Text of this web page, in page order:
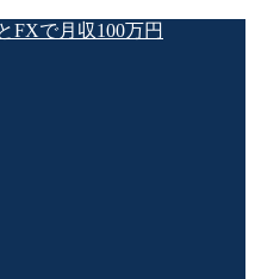
FXで月収100万円